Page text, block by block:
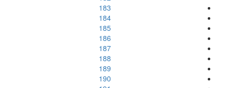
183
184
185
186
187
188
189
190